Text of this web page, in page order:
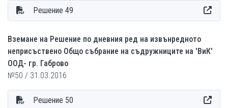
Решение 49
Вземане на Решение по дневния ред на извънредното
неприсъствено Общо събрание на съдружниците на 'ВиК'
ООД- гр. Габрово
№50 / 31.03.2016
Решение 50